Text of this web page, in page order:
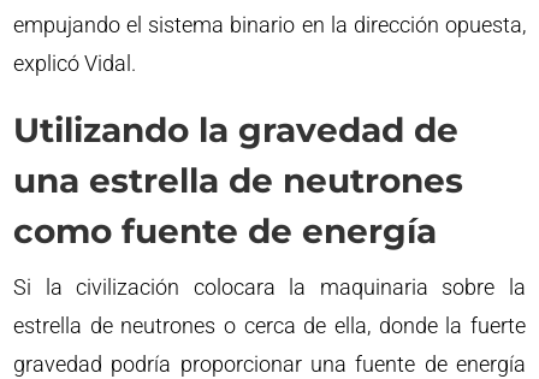
empujando el sistema binario en la dirección opuesta,
explicó Vidal.
Utilizando la gravedad de
una estrella de neutrones
como fuente de energía
Si la civilización colocara la maquinaria sobre la
estrella de neutrones o cerca de ella, donde la fuerte
gravedad podría proporcionar una fuente de energía